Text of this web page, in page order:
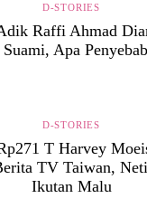
D-STORIES
Raffi Ahmad
Apa
D-STORIES
T Harvey
TV Taiwan,
Ikutan Malu